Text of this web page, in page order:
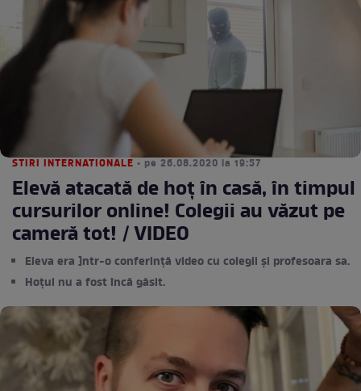
STIRI INTERNATIONALE • pe 26.08.2020 la 19:57
Elevă atacată de hoț în casă, în timpul
cursurilor online! Colegii au văzut pe
cameră tot! / VIDEO
Eleva era ]ntr-o conferință video cu colegii și profesoara sa.
Hoțul nu a fost încă găsit.